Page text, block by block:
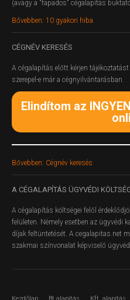
(avagy a "fapados" cégalapítás
Bővebben: 10 gyakori hiba
CÉGNÉV KERESÉS
A cégalapítás előtt kérjen
szerepel-e már a cégnyilvántarásban.
Elindítom az
Bővebben: Cégnév keresés
A CÉGALAPÍTÁS ÜGYVÉDI
A cégalapítás költségei felől
felületen. Némely esetben az ügyvédi
díjak feltüntetését. A cegalapitas.net
szakmai színvonalat képviselő
Kezdőlap Bt alapítás Kft. alapítás